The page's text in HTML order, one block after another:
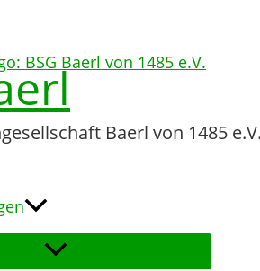
Baerl von 1485